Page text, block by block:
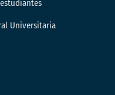
Universitaria